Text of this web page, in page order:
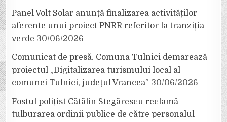
Panel Volt Solar anunță finalizarea activităților
aferente unui proiect PNRR referitor la tranziția
verde 30/06/2026
Comunicat de presă. Comuna Tulnici demarează
proiectul „Digitalizarea turismului local al
comunei Tulnici, județul Vrancea” 30/06/2026
Fostul polițist Cătălin Stegărescu reclamă
tulburarea ordinii publice de către personalul